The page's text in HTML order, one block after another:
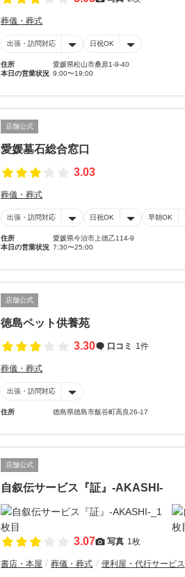
葬儀・葬式
出張・訪問対応 日祝OK
住所
愛媛県松山市桑原1-9-40
本日の営業状況 9:00〜19:00
店舗公式
愛媛墓石総合窓口
3.03
葬儀・葬式
出張・訪問対応 日祝OK 早朝OK
住所
愛媛県今治市上徳乙114-9
本日の営業状況 7:30〜25:00
店舗公式
徳島ペット供養苑
3.30
口コミ 1件
葬儀・葬式
出張・訪問対応
住所 徳島県徳島市飯谷町高良26-17
店舗公式
自叙伝サービス『証』-AKASHI-
3.07 写真 1枚
書店・本屋 葬儀・葬式 便利屋・代行サービス